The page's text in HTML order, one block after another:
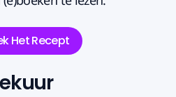
Het Recept